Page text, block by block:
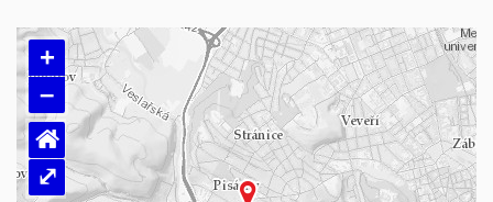
+
–
⌂
⤢